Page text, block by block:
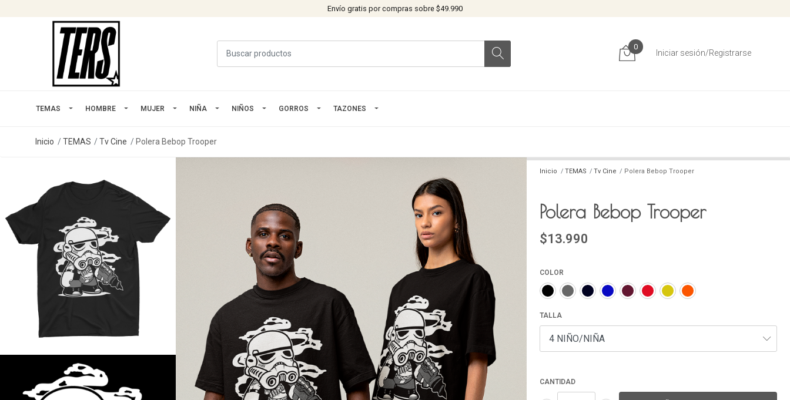
Envío gratis por compras sobre $49.990
0
Iniciar sesión/Registrarse
TEMAS HOMBRE MUJER NIÑA NIÑOS GORROS TAZONES
Inicio TEMAS Tv Cine Polera Bebop Trooper
Inicio TEMAS Tv Cine Polera Bebop Trooper
Polera Bebop Trooper
$13.990
COLOR
TALLA
CANTIDAD